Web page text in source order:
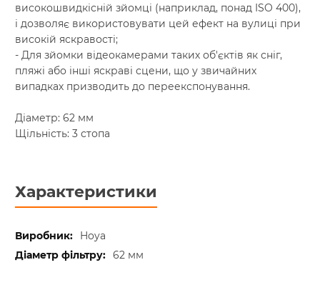
високошвидкісній зйомці (наприклад, понад ISO 400),
і дозволяє використовувати цей ефект на вулиці при
високій яскравості;
- Для зйомки відеокамерами таких об'єктів як сніг,
пляжі або інші яскраві сцени, що у звичайних
випадках призводить до переекспонування.
Діаметр: 62 мм
Щільність: 3 стопа
Характеристики
Hoya
62 мм